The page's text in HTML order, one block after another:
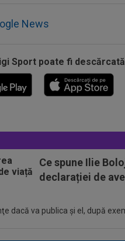
News
Sport poate fi
Ce spune Ilie
declarației de
dacă va publica şi el, după